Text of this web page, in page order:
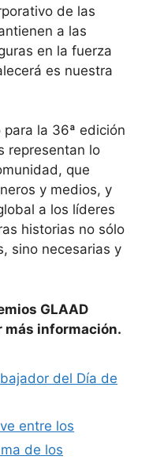
de las
a las
en la fuerza
es nuestra
la 36ª edición
representan lo
que
y medios, y
a los líderes
historias no sólo
sino necesarias y
GLAAD
más información.
del Día de
entre los
de los